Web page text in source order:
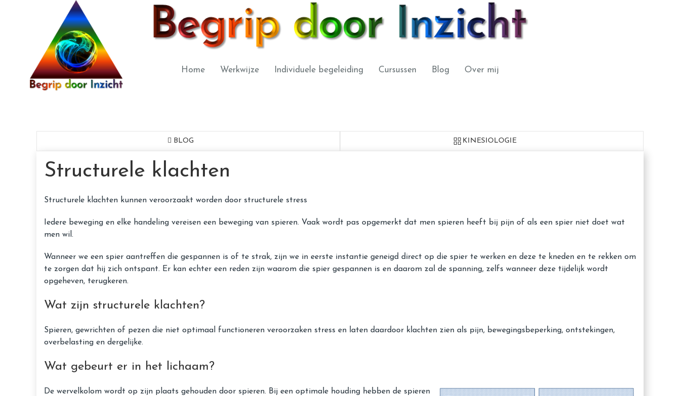
Home Werkwijze Individuele begeleiding Cursussen Blog Over mij
BLOG KINESIOLOGIE
Structurele klachten
Structurele klachten kunnen veroorzaakt worden door structurele stress
Iedere beweging en elke handeling vereisen een beweging van spieren. Vaak wordt pas opgemerkt dat men spieren heeft bij pijn of als een spier niet doet wat
men wil.
Wanneer we een spier aantreffen die gespannen is of te strak, zijn we in eerste instantie geneigd direct op die spier te werken en deze te kneden en te rekken om
te zorgen dat hij zich ontspant. Er kan echter een reden zijn waarom die spier gespannen is en daarom zal de spanning, zelfs wanneer deze tijdelijk wordt
opgeheven, terugkeren.
Wat zijn structurele klachten?
Spieren, gewrichten of pezen die niet optimaal functioneren veroorzaken stress en laten daardoor klachten zien als pijn, bewegingsbeperking, ontstekingen,
overbelasting en dergelijke.
Wat gebeurt er in het lichaam?
De wervelkolom wordt op zijn plaats gehouden door spieren. Bij een optimale houding hebben de spieren